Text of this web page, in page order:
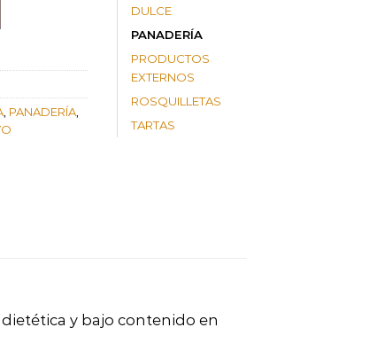
PANADERÍA
DULCE
PANADERÍA
PRODUCTOS
EXTERNOS
ROSQUILLETAS
TARTAS
y bajo contenido en